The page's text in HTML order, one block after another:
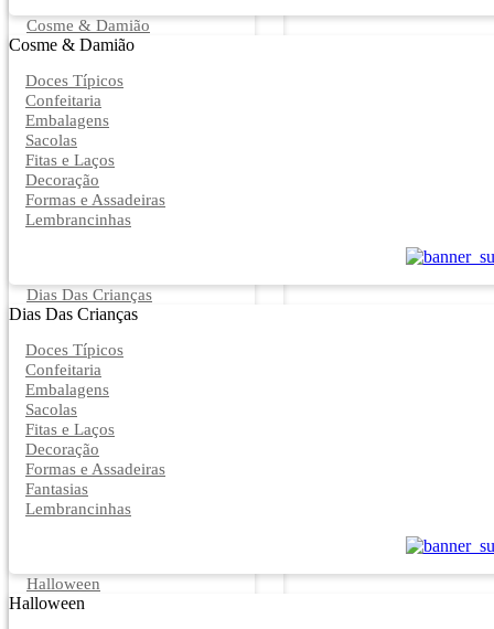
Cosme & Damião
Cosme & Damião
Doces Típicos
Confeitaria
Embalagens
Sacolas
Fitas e Laços
Decoração
Formas e Assadeiras
Lembrancinhas
Dias Das Crianças
Dias Das Crianças
Doces Típicos
Confeitaria
Embalagens
Sacolas
Fitas e Laços
Decoração
Formas e Assadeiras
Fantasias
Lembrancinhas
Halloween
Halloween